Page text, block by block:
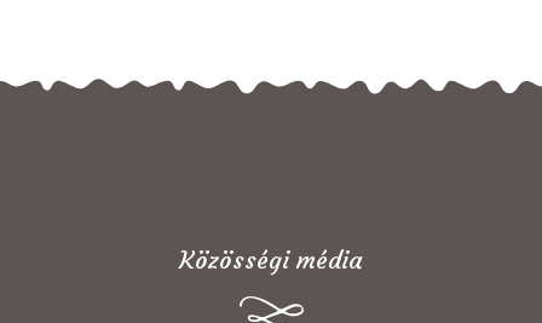
Közösségi média